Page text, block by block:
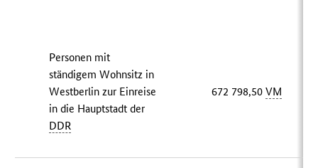
Personen mit
ständigem Wohnsitz in
Westberlin zur Einreise
in die Hauptstadt der
DDR
672 798,50VM